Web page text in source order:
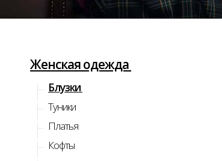
Женская одежда
Блузки
Туники
Платья
Кофты